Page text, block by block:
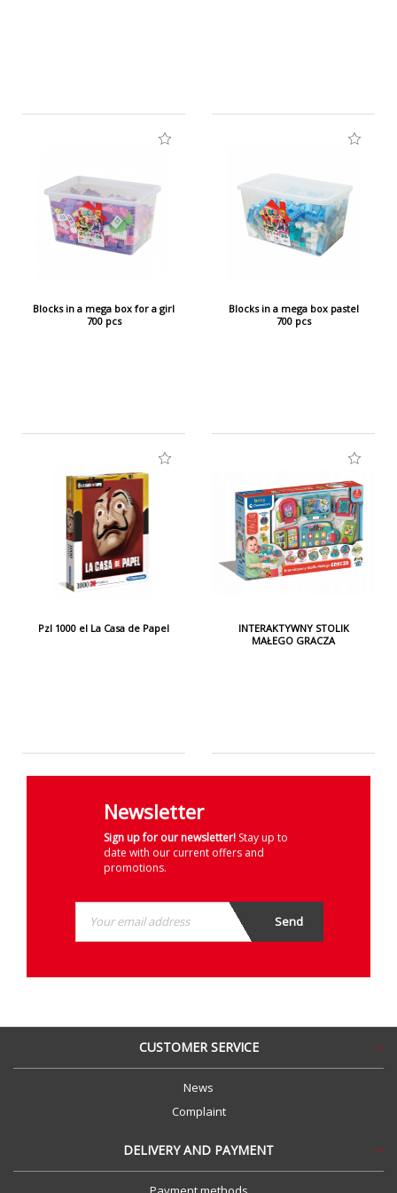
Blocks in a mega box for a girl
700 pcs
Blocks in a mega box pastel
700 pcs
Pzl 1000 el La Casa de Papel
INTERAKTYWNY STOLIK
MAŁEGO GRACZA
Newsletter
Sign up for our newsletter! Stay up to
date with our current offers and
promotions.
CUSTOMER SERVICE
News
Complaint
DELIVERY AND PAYMENT